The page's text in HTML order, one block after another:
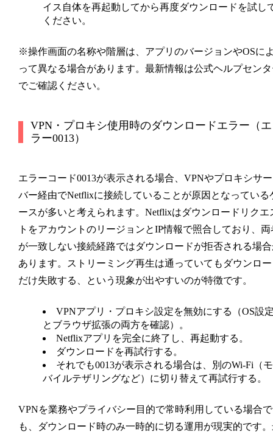
イス自体を再起動してから再度ダウンロードを試し
ください。
※操作画面の名称や階層は、アプリのバージョンやOSに
って異なる場合があります。最新情報は公式ヘルプセン
でご確認ください。
VPN・プロキシ使用時のダウンロードエラー（エ
ラー0013）
エラーコード0013が表示される場合、VPNやプロキシサー
バー経由でNetflixに接続していることが原因となっている
ースが多いと考えられます。Netflixはダウンロードリクエ
トをアカウントのリージョンとIP情報で照合しており、両
が一致しない接続経路ではダウンロードが拒否される場
あります。ストリーミング再生は通っていてもダウンロ
だけ失敗する、という現象が出やすいのが特徴です。
VPNアプリ・プロキシ設定を無効にする（OS設
とブラウザ拡張の両方を確認）。
Netflixアプリを完全に終了し、再起動する。
ダウンロードを再試行する。
それでも0013が表示される場合は、別のWi-Fi（モ
バイルテザリングなど）に切り替えて再試行する。
VPNを業務やプライバシー目的で常時利用している場合で
も、ダウンロード時のみ一時的に切る運用が現実的です